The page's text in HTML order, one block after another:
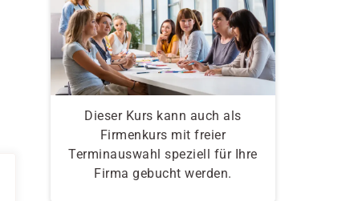
Dieser Kurs kann auch als
Firmenkurs mit freier
Terminauswahl speziell für Ihre
Firma gebucht werden.